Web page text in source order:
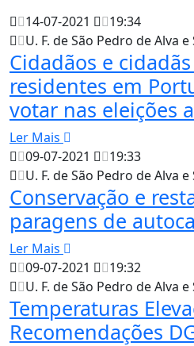
14-07-2021
19:34
U. F. de São Pedro de Alva
Cidadãos e
residentes em
votar nas eleições
Ler Mais
09-07-2021
19:33
U. F. de São Pedro de Alva
Conservação e
paragens de
Ler Mais
09-07-2021
19:32
U. F. de São Pedro de Alva
Temperaturas
Recomendações